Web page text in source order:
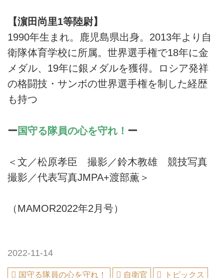
【濵田尚里1等陸尉】
1990年生まれ。鹿児島県出身。2013年より自
衛隊体育学校に所属。世界選手権で18年に金
メダル、19年に銀メダルを獲得。ロシア発祥
の格闘技・サンボの世界選手権を制した経歴
も持つ
ー国守る隊員の心を守れ！ ー
＜文／松原孝臣 撮影／鈴木教雄 競技写真
撮影／代表写真JMPA+渡部薫＞
（MAMOR2022年2月号）
2022-11-14
国守る隊員の心を守れ！ 自衛官 トピックス